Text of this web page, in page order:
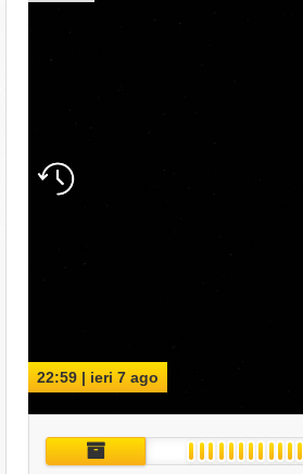
22:59 | ieri 7 ago
Archivio